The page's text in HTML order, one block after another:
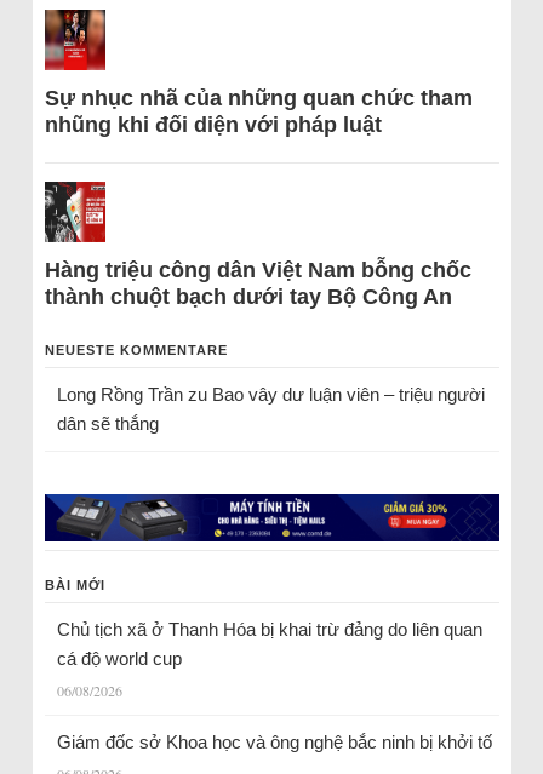
Sự nhục nhã của những quan chức tham
nhũng khi đối diện với pháp luật
Hàng triệu công dân Việt Nam bỗng chốc
thành chuột bạch dưới tay Bộ Công An
NEUESTE KOMMENTARE
Long Rồng Trầnzu Bao vây dư luận viên – triệu người
dân sẽ thắng
BÀI MỚI
Chủ tịch xã ở Thanh Hóa bị khai trừ đảng do liên quan
cá độ world cup
06/08/2026
Giám đốc sở Khoa học và ông nghệ bắc ninh bị khởi tố